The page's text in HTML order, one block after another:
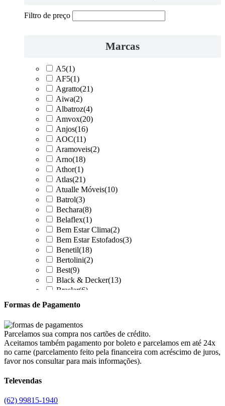
Filtro de preço
Marcas
A5(1)
AF5(1)
Agratto(21)
Aiwa(2)
Albatroz(4)
Amvox(20)
Anjos(16)
AOC(11)
Aramoveis(2)
Arno(18)
Athor(1)
Atlas(21)
Atualle Móveis(10)
Batrol(3)
Bechara(8)
Belaflex(1)
Bem Estar Clima(2)
Bem Estar Estofados(3)
Benetil(18)
Bertolini(2)
Best(9)
Black & Decker(13)
Braslar(6)
Britânia
Cairu(7)
Canaã Moveis (0)
Canaã Móveis(2)
Carioca Móveis(8)
Clarice
Formas de Pagamento
Parcelamos sua compra nos cartões de crédito.
Aceitamos também pagamento por boleto e parcelamos em até 24x
no carne (parcelamento feito pela financeira com acréscimo de juros,
favor nos consultar para mais informações).
Televendas
(62) 99815-1940